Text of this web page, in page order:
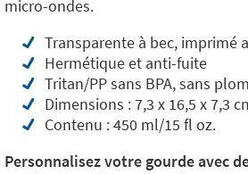
micro-ondes.
Transparente à bec, imprimé
Hermétique et anti-fuite
Tritan/PP sans BPA, sans
Dimensions : 7,3 x 16,5 x 7,3
Contenu : 450 ml/15 fl oz.
Personnalisez votre gourde avec